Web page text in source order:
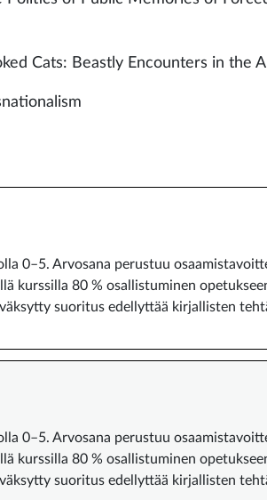
Cats: Beastly Encounters in the
0–5. Arvosana perustuu
kurssilla 80 % osallistuminen
suoritus edellyttää kirjallisten
0–5. Arvosana perustuu
kurssilla 80 % osallistuminen
suoritus edellyttää kirjallisten